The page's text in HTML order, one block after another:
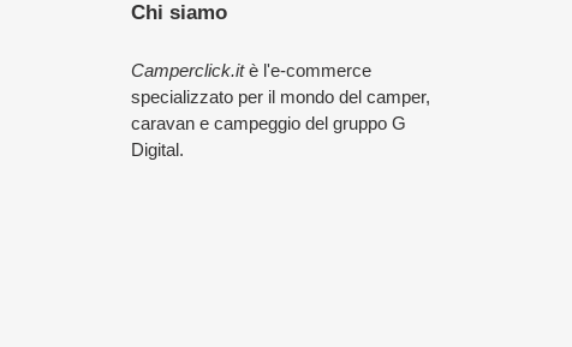
Chi siamo
Camperclick.itè l'e-commerce
specializzato per il mondo del camper,
caravan e campeggio del gruppo G
Digital.